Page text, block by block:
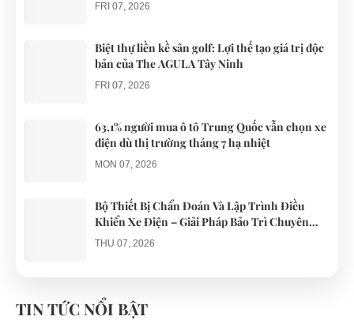
FRI 07, 2026
Biệt thự liền kề sân golf: Lợi thế tạo giá trị độc
bản của The AGULA Tây Ninh
FRI 07, 2026
63,1% người mua ô tô Trung Quốc vẫn chọn xe
điện dù thị trường tháng 7 hạ nhiệt
MON 07, 2026
Bộ Thiết Bị Chẩn Đoán Và Lập Trình Điều
Khiển Xe Điện – Giải Pháp Bảo Trì Chuyên
Nghiệp
THU 07, 2026
gổ khi đón du khách ở Quy Nhơn
TIN TỨC NỔI BẬT